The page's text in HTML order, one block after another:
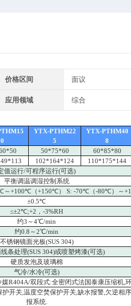
价格区间 面议
应用领域 综合
0
YTX-PTHM22
5
YTX-PTHM40
8
50*75*60 60*85*80
102*164*124 110*175*144
值运行/可程序运行(可选)
平衡调温调湿控制系统
+100℃（+150℃） S: -70℃（-80℃）～
±0.5℃
≤±2℃;+2，-3%RH
约3～4℃/min
约0.8～2℃/min
不锈钢镜面光板(SUS 304)
条处理(SUS 304)或喷塑烤漆(可选)
硬质发泡及玻璃棉
气冷/水冷(可选)
R404A/双段式:全密闭式法国泰康压缩机,
开关,温度空焚保护开关,缺水报警,欠逆相
报系统.